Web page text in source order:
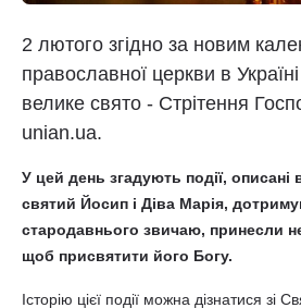
2 лютого згідно за новим
православної церкви в
велике свято - Стрітення
unian.ua.
У цей день згадують події, описані
святий Йосип і Діва Марія,
стародавнього звичаю, принесли
щоб присвятити його Богу.
Історію цієї події можна дізнатися зі